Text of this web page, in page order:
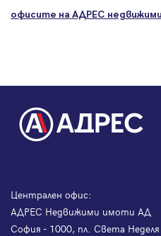
офисите на АДРЕС
Централен офис:
АДРЕС Недвижими имоти АД
София - 1000, пл. Света